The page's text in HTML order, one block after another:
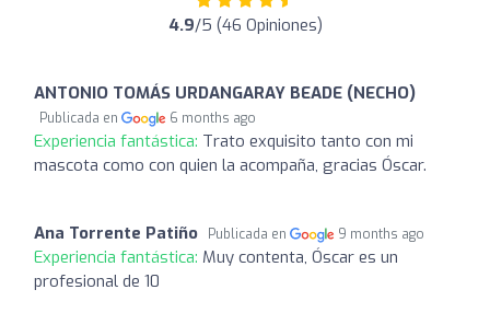
4.9/5 (46 Opiniones)
ANTONIO TOMÁS URDANGARAY BEADE (NECHO)
Publicada en 6 months ago
Experiencia fantástica: Trato exquisito tanto con mi
mascota como con quien la acompaña, gracias Óscar.
Ana Torrente Patiño Publicada en 9 months ago
Experiencia fantástica: Muy contenta, Óscar es un
profesional de 10